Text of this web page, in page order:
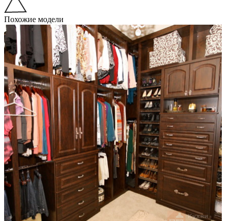
Похожие модели